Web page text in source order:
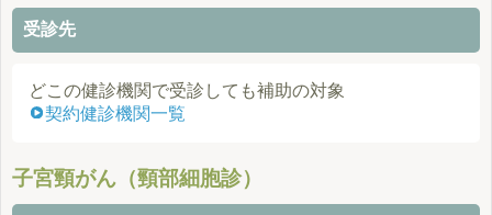
受診先
どこの健診機関で受診しても補助の対象
契約健診機関一覧
子宮頸がん（頸部細胞診）